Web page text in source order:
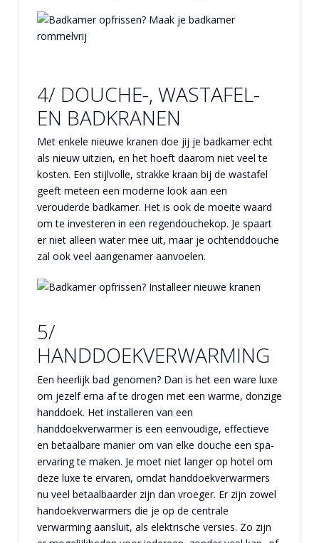
4/ DOUCHE-, WASTAFEL-
EN BADKRANEN
Met enkele nieuwe kranen doe jij je badkamer echt
als nieuw uitzien, en het hoeft daarom niet veel te
kosten. Een stijlvolle, strakke kraan bij de wastafel
geeft meteen een moderne look aan een
verouderde badkamer. Het is ook de moeite waard
om te investeren in een regendouchekop. Je spaart
er niet alleen water mee uit, maar je ochtenddouche
zal ook veel aangenamer aanvoelen.
5/
HANDDOEKVERWARMING
Een heerlijk bad genomen? Dan is het een ware luxe
om jezelf erna af te drogen met een warme, donzige
handdoek. Het installeren van een
handdoekverwarmer is een eenvoudige, effectieve
en betaalbare manier om van elke douche een spa-
ervaring te maken. Je moet niet langer op hotel om
deze luxe te ervaren, omdat handdoekverwarmers
nu veel betaalbaarder zijn dan vroeger. Er zijn zowel
handoekverwarmers die je op de centrale
verwarming aansluit, als elektrische versies. Zo zijn